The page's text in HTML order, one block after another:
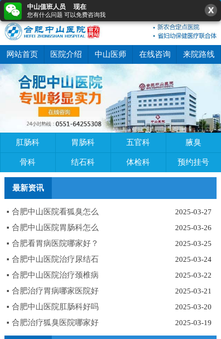
网站首页 医院介绍 中山医师 在线咨询 来院路线
肛肠科 胃肠科 五官科 腋臭
骨科 结石科 体检科 预约挂号
最新资讯
2025-03-27
合肥中山医院看狐臭怎么
2025-03-26
合肥中山医院胃肠科怎么
2025-03-25
合肥看胃病医院哪家好？
2025-03-24
合肥中山医院治疗尿结石
2025-03-22
合肥中山医院治疗颈椎病
2025-03-21
合肥治疗胃病哪家医院好
2025-03-20
合肥中山医院肛肠科好吗
2025-03-19
合肥治疗狐臭医院哪家好
0551-64255308
中山值班人员 现在
您有什么问题 可以免费咨询我